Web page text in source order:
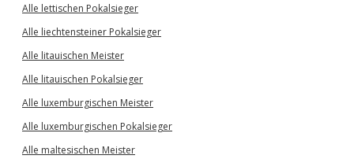
Alle lettischen Pokalsieger
Alle liechtensteiner Pokalsieger
Alle litauischen Meister
Alle litauischen Pokalsieger
Alle luxemburgischen Meister
Alle luxemburgischen Pokalsieger
Alle maltesischen Meister